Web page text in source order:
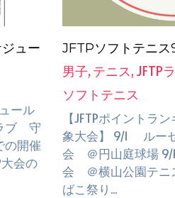
ュー
ール
ブ 守
の開催
会の
JFTPソフトテニス
男子, テニス, JFTP
ソフトテニス
【JFTPポイントラ
象大会】 9/1 ルー
会 ＠円山庭球場
会 ＠横山公園テニ
ばこ祭り...